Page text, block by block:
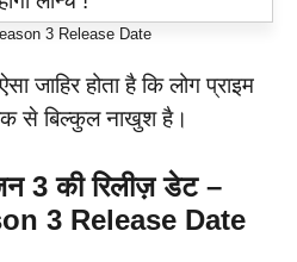
3 Release Date
जाहिर होता है कि लोग प्राइम
से बिल्कुल नाखुश है।
3 की रिलीज़ डेट –
3 Release Date